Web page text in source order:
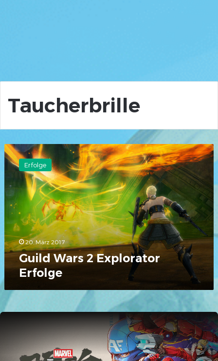
Taucherbrille
Guild
Wars
Explorator
Erfolge
Erfolge
20. März 2017
Guild Wars 2 Explorator
Erfolge